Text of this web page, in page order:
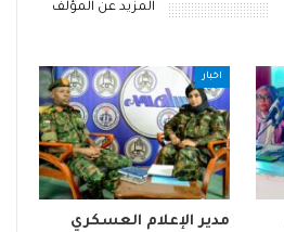
المزيد عن المؤلف
اخبار
مدير الإعلام العسكري